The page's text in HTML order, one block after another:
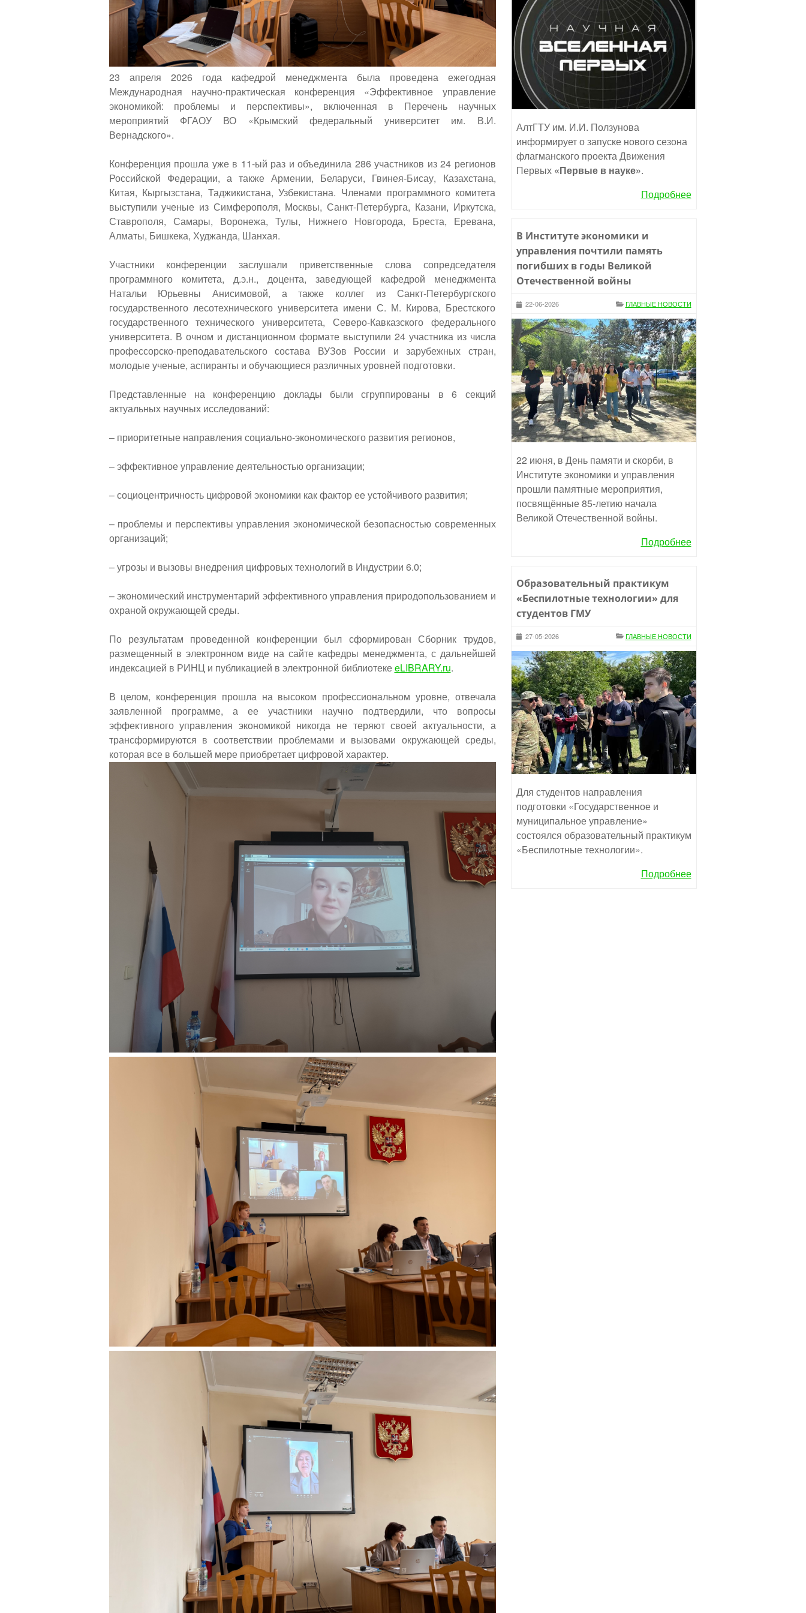
23 апреля 2026 года кафедрой менеджмента была проведена ежегодная
Международная научно-практическая конференция «Эффективное управление
экономикой: проблемы и перспективы», включенная в Перечень научных
мероприятий ФГАОУ ВО «Крымский федеральный университет им. В.И.
Вернадского».
Конференция прошла уже в 11-ый раз и объединила 286 участников из 24 регионов
Российской Федерации, а также Армении, Беларуси, Гвинея-Бисау, Казахстана,
Китая, Кыргызстана, Таджикистана, Узбекистана. Членами программного комитета
выступили ученые из Симферополя, Москвы, Санкт-Петербурга, Казани, Иркутска,
Ставрополя, Самары, Воронежа, Тулы, Нижнего Новгорода, Бреста, Еревана,
Алматы, Бишкека, Худжанда, Шанхая.
Участники конференции заслушали приветственные слова сопредседателя
программного комитета, д.э.н., доцента, заведующей кафедрой менеджмента
Натальи Юрьевны Анисимовой, а также коллег из Санкт-Петербургского
государственного лесотехнического университета имени С. М. Кирова, Брестского
государственного технического университета, Северо-Кавказского федерального
университета. В очном и дистанционном формате выступили 24 участника из числа
профессорско-преподавательского состава ВУЗов России и зарубежных стран,
молодые ученые, аспиранты и обучающиеся различных уровней подготовки.
Представленные на конференцию доклады были сгруппированы в 6 секций
актуальных научных исследований:
– приоритетные направления социально-экономического развития регионов,
– эффективное управление деятельностью организации;
– социоцентричность цифровой экономики как фактор ее устойчивого развития;
– проблемы и перспективы управления экономической безопасностью современных
организаций;
– угрозы и вызовы внедрения цифровых технологий в Индустрии 6.0;
– экономический инструментарий эффективного управления природопользованием и
охраной окружающей среды.
По результатам проведенной конференции был сформирован Сборник трудов,
размещенный в электронном виде на сайте кафедры менеджмента, с дальнейшей
индексацией в РИНЦ и публикацией в электронной библиотекеeLIBRARY.ru.
В целом, конференция прошла на высоком профессиональном уровне, отвечала
заявленной программе, а ее участники научно подтвердили, что вопросы
эффективного управления экономикой никогда не теряют своей актуальности, а
трансформируются в соответствии проблемами и вызовами окружающей среды,
которая все в большей мере приобретает цифровой характер.
АлтГТУ им. И.И. Ползунова
информирует о запуске нового сезона
флагманского проекта Движения
Первых «Первые в науке».
Подробнее
В Институте экономики и
управления почтили память
погибших в годы Великой
Отечественной войны
22-06-2026 ГЛАВНЫЕ НОВОСТИ
22 июня, в День памяти и скорби, в
Институте экономики и управления
прошли памятные мероприятия,
посвящённые 85-летию начала
Великой Отечественной войны.
Подробнее
Образовательный практикум
«Беспилотные технологии» для
студентов ГМУ
27-05-2026 ГЛАВНЫЕ НОВОСТИ
Для студентов направления
подготовки «Государственное и
муниципальное управление»
состоялся образовательный практикум
«Беспилотные технологии».
Подробнее